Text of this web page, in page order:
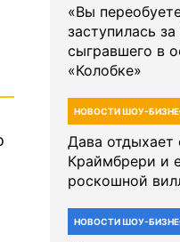
«Вы
заступилась
сыгравшего в
«Колобке»
НОВОСТИ ШОУ-
Дава
Краймбрери и
роскошной
НОВОСТИ ШОУ-